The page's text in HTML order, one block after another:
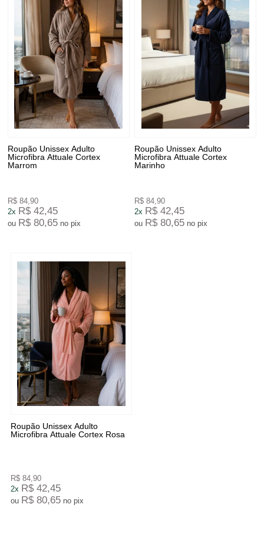
Roupão Unissex Adulto
Microfibra Attuale Cortex
Marrom
R$ 84,90
2x R$ 42,45
ou R$ 80,65 no pix
Roupão Unissex Adulto
Microfibra Attuale Cortex
Marinho
R$ 84,90
2x R$ 42,45
ou R$ 80,65 no pix
Roupão Unissex Adulto
Microfibra Attuale Cortex Rosa
R$ 84,90
2x R$ 42,45
ou R$ 80,65 no pix